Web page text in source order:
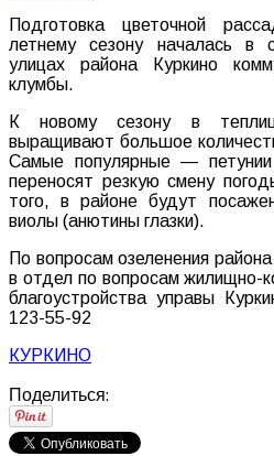
Подготовка цветочной
летнему сезону началась в
улицах района Куркино
клумбы.
К новому сезону в
выращивают большое
Самые популярные —
переносят резкую смену
того, в районе будут
виолы (анютины глазки).
По вопросам озеленения
в отдел по вопросам жилищно-
благоустройства управы
123-55-92
КУРКИНО
Поделиться: